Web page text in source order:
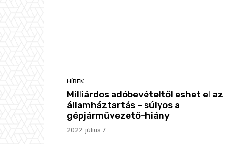
HÍREK
Milliárdos adóbevételtől eshet el az
államháztartás – súlyos a
gépjárművezető-hiány
2022. július 7.